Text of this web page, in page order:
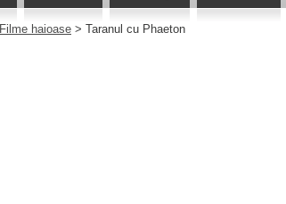
Filme haioase > Taranul cu Phaeton